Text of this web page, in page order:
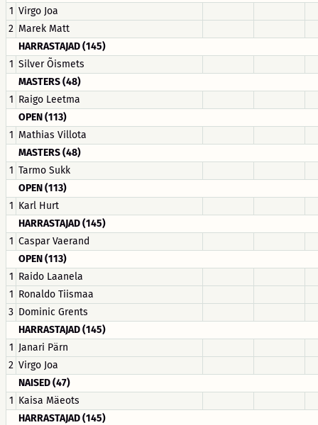
1 Virgo Joa
2 Marek Matt
HARRASTAJAD (145)
1 Silver Õismets
MASTERS (48)
1 Raigo Leetma
OPEN (113)
1 Mathias Villota
MASTERS (48)
1 Tarmo Sukk
OPEN (113)
1 Karl Hurt
HARRASTAJAD (145)
1 Caspar Vaerand
OPEN (113)
1 Raido Laanela
1 Ronaldo Tiismaa
3 Dominic Grents
HARRASTAJAD (145)
1 Janari Pärn
2 Virgo Joa
NAISED (47)
1 Kaisa Mäeots
HARRASTAJAD (145)